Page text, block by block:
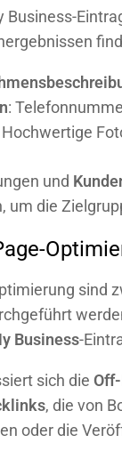
Business-
:
Hochwertige
und
um die
sind
Business-
sich die
, die von
oder die